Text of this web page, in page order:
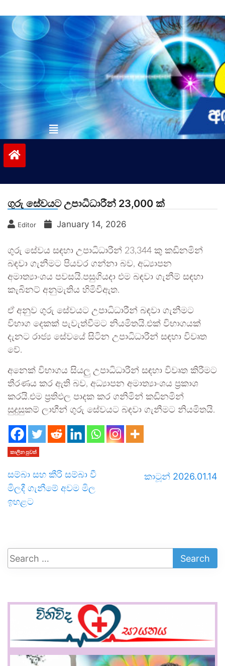
to
contentvinivida.lk
ගුරු සේවයට උපාධිධාරීන් 23,000 ක්
Editor January 14, 2026
ගුරු සේවය සඳහා උපාධිධාරීන් 23,344 කු කඩිනමින්
බඳවා ගැනීමට පියවර ගන්නා බව, අධ්‍යාපන
අමාත්‍යාංශය පවසයි.පසුගියදා එම බඳවා ගැනීම් සඳහා
කැබිනට් අනුමැතිය හිමිවිඇත.
ඒ අනුව ගුරු සේවයට උපාධිධාරීන් බඳවා ගැනීමට
විභාග දෙකක් පැවැත්වීමට නියමිතයි.එක් විභාගයක්
දැනට රාජ්‍ය සේවයේ සිටින උපාධිධාරීන් සඳහා විවෘත
වේ.
අනෙක් විභාගය සියලු උපාධිධාරීන් සඳහා විවෘත කිරීමට
තීරණය කර ඇති බව, අධ්‍යාපන අමාත්‍යාංශය ප්‍රකාශ
කරයි.එම ප්‍රතිඵල පාදක කර ගනිමින් කඩිනමින්
සුදුසුකම් ලාභීන් ගුරු සේවයට බඳවා ගැනීමට නියමිතයි.
කාලීන පුවත්
සම්බා සහ කීරි සම්බා වී
මිලදී ගැනීමේ අවම මිල
ඉහළට
කාටූන් 2026.01.14